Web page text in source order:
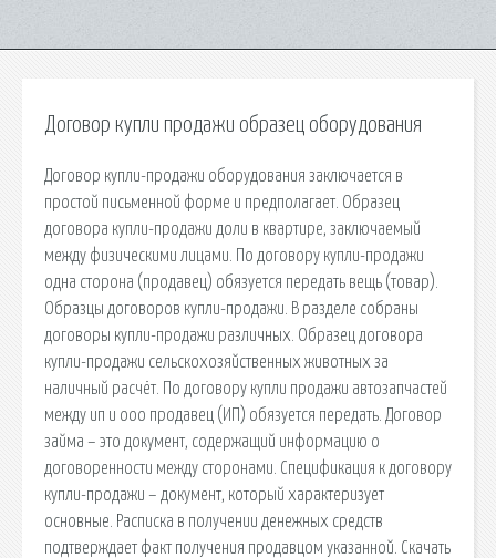
Договор купли продажи образец оборудования
Договор купли-продажи оборудования заключается в
простой письменной форме и предполагает. Образец
договора купли-продажи доли в квартире, заключаемый
между физическими лицами. По договору купли-продажи
одна сторона (продавец) обязуется передать вещь (товар).
Образцы договоров купли-продажи. В разделе собраны
договоры купли-продажи различных. Образец договора
купли-продажи сельскохозяйственных животных за
наличный расчёт. По договору купли продажи автозапчастей
между ип и ооо продавец (ИП) обязуется передать. Договор
займа – это документ, содержащий информацию о
договоренности между сторонами. Спецификация к договору
купли-продажи – документ, который характеризует
основные. Расписка в получении денежных средств
подтверждает факт получения продавцом указанной. Скачать